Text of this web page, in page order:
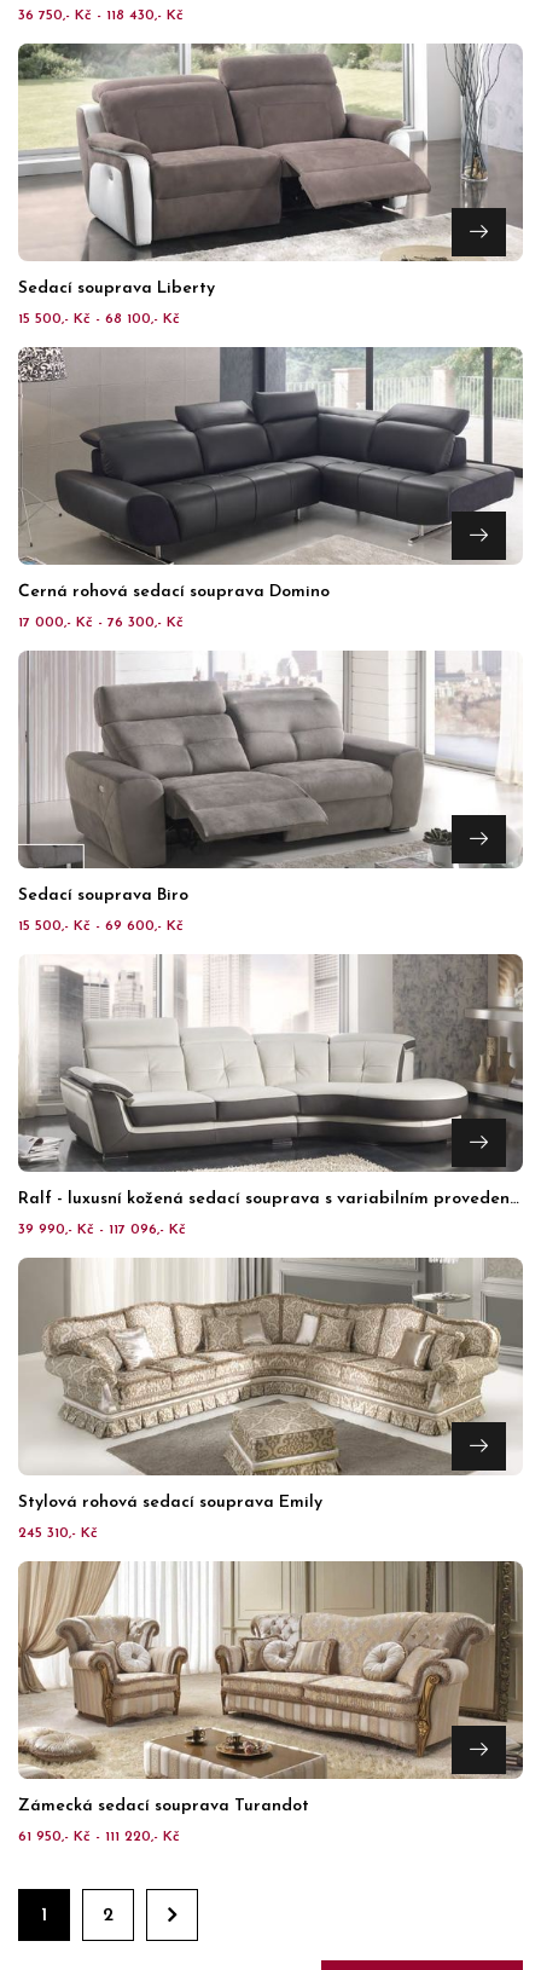
36 750,- Kč - 118 430,- Kč
Sedací souprava Liberty
15 500,- Kč - 68 100,- Kč
Černá rohová sedací souprava Domino
17 000,- Kč - 76 300,- Kč
Sedací souprava Biro
15 500,- Kč - 69 600,- Kč
Ralf - luxusní kožená sedací souprava s variabilním provedením
39 990,- Kč - 117 096,- Kč
Stylová rohová sedací souprava Emily
245 310,- Kč
Zámecká sedací souprava Turandot
61 950,- Kč - 111 220,- Kč
1 2